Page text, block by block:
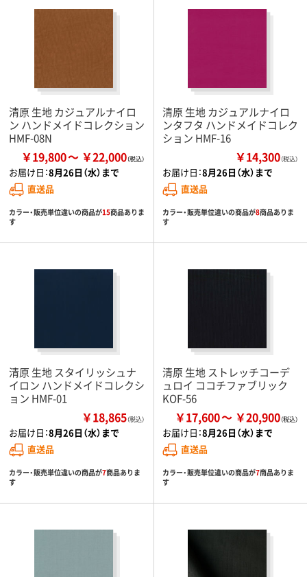
清原 生地 カジュアルナイロ
ン ハンドメイドコレクション
HMF-08N
￥19,800 ￥22,000
お届け日：8月26日（水）まで
直送品
カラー・販売単位違いの商品が15商品ありま
す
清原 生地 カジュアルナイロ
ンタフタ ハンドメイドコレク
ション HMF-16
￥14,300（税込）
お届け日：8月26日（水）まで
直送品
カラー・販売単位違いの商品が8商品ありま
す
清原 生地 スタイリッシュナ
イロン ハンドメイドコレクシ
ョン HMF-01
￥18,865（税込）
お届け日：8月26日（水）まで
直送品
カラー・販売単位違いの商品が7商品ありま
す
清原 生地 ストレッチコーデ
ュロイ ココチファブリック
KOF-56
￥17,600 ￥20,900
お届け日：8月26日（水）まで
直送品
カラー・販売単位違いの商品が7商品ありま
す